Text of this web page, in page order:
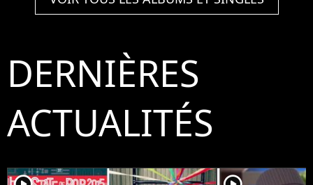
DERNIÈRES
ACTUALITÉS